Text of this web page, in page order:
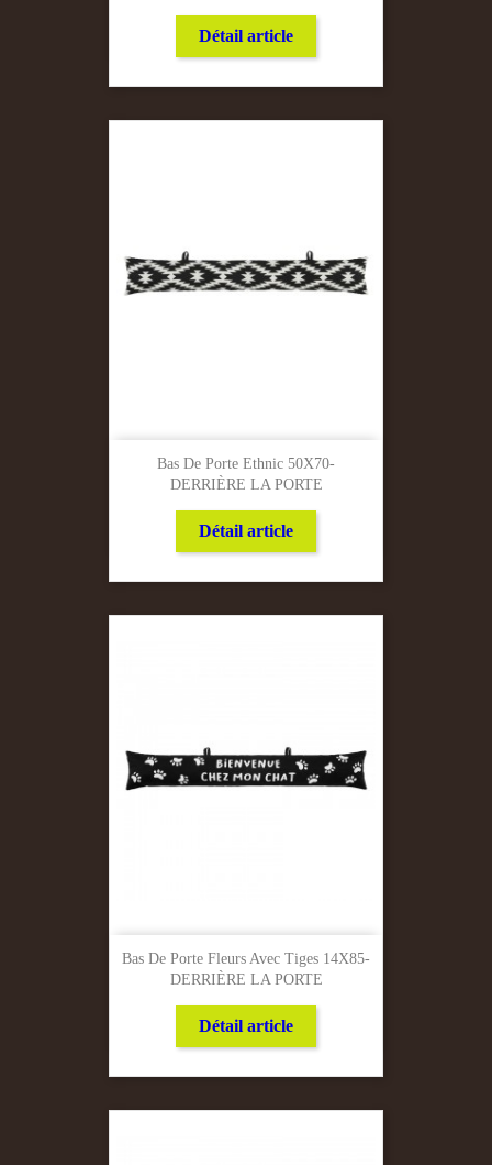
Détail article
Bas De Porte Ethnic 50X70-
DERRIÈRE LA PORTE
Détail article
Bas De Porte Fleurs Avec Tiges 14X85-
DERRIÈRE LA PORTE
Détail article